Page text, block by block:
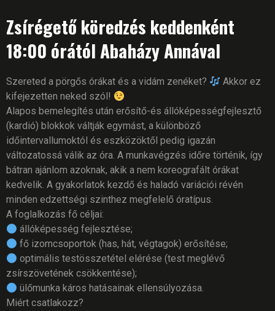
Zsírégető köredzés keddenként
18:00 órától Abaházy Annával
Szereted a pörgős órákat és a vidám zenéket?
Akkor ez
kifejezetten neked szól!
Alapos bemelegítés után erősítő-és állóképességfejlesztő
(kardió) blokkok váltják egymást, a különböző
időintervallumoktól és eszközöktől pedig igazán
változatossá válik az óra. A munkavégzés időre történik, így
bátran ajánlom azoknak, akik a nem koreografált órákat
kedvelik. A gyakorlatok kezdő és haladó variációi révén
minden edzettségi szinthez megfelelő óratípus.
A foglalkozás fő céljai:
állóképesség fejlesztése;
fő izomcsoportok (has, hát, végtagok) erősítése;
optimális testösszetétel elérése (test meglévő
zsírszövetének csökkentése);
ülőmunka káros hatásainak ellensúlyozása.
Miért csatlakozz?